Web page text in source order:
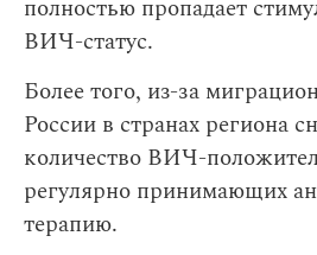
полностью пропадает
ВИЧ-статус.
Более того, из-за
России в странах региона
количество ВИЧ-
регулярно принимающих
терапию.